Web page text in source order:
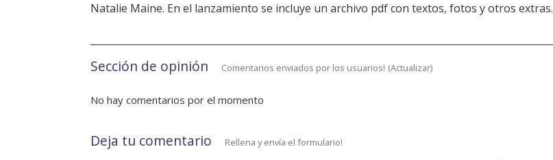
Natalie Maine. En el lanzamiento se incluye un archivo pdf con textos, fotos y otros extras.
Sección de opinión Comentarios enviados por los usuarios! (Actualizar)
No hay comentarios por el momento
Deja tu comentario Rellena y envía el formulario!